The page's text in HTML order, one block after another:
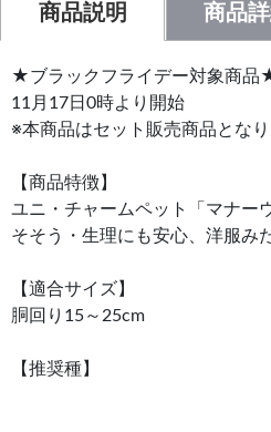
商品説明 商品
★ブラックフライデー対象商品
11月17日0時より開始
※本商品はセット販売商品となり
【商品特徴】
ユニ・チャームペット「マナー
そそう・生理にも安心、洋服み
【適合サイズ】
胴回り15～25cm
【推奨種】